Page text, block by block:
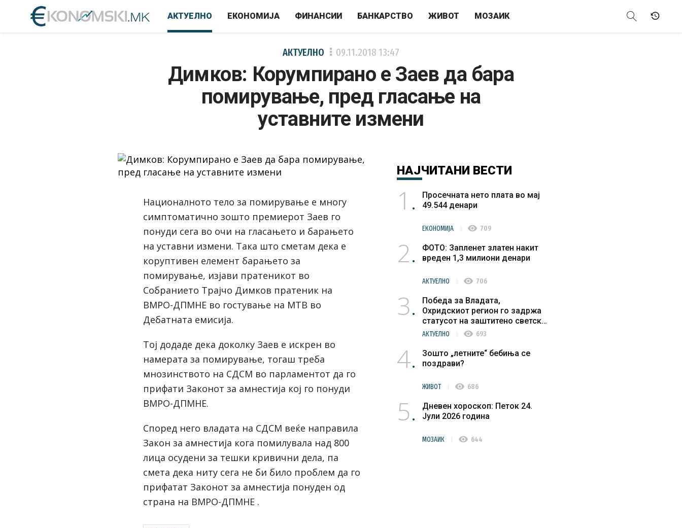
АКТУЕЛНО ЕКОНОМИЈА ФИНАНСИИ БАНКАРСТВО ЖИВОТ МОЗАИК
АКТУЕЛНО 09.11.2018 13:47
Димков: Корумпирано е Заев да бара
помирување, пред гласање на
уставните измени
Националното тело за помирување е многу
симптоматично зошто премиерот Заев го
понуди сега во очи на гласањето и барањето
на уставни измени. Така што сметам дека е
коруптивен елемент барањето за
помирување, изјави пратеникот во
Собранието Трајчо Димков пратеник на
ВМРО-ДПМНЕ во гостување на МТВ во
Дебатната емисија.
Тој додаде дека доколку Заев е искрен во
намерата за помирување, тогаш треба
мнозинството на СДСМ во парламентот да го
прифати Законот за амнестија кој го понуди
ВМРО-ДПМНЕ.
Според него владата на СДСМ веќе направила
Закон за амнестија кога помилувала над 800
лица осудени за тешки кривични дела, па
смета дека ниту сега не би било проблем да го
прифатат Законот за амнестија понуден од
страна на ВМРО-ДПМНЕ .
НАЈЧИТАНИ ВЕСТИ
1
Просечната нето плата во мај
49.544 денари
ЕКОНОМИЈА visibility 709
2
ФОТО: Запленет златен накит
вреден 1,3 милиони денари
АКТУЕЛНО visibility 706
3
Победа за Владата,
Охридскиот регион го задржа
статусот на заштитено светско
културно наследство
АКТУЕЛНО visibility 693
4
Зошто „летните“ бебиња се
поздрави?
ЖИВОТ visibility 686
5
Дневен хороскоп: Петок 24.
Јули 2026 година
МОЗАИК visibility 644